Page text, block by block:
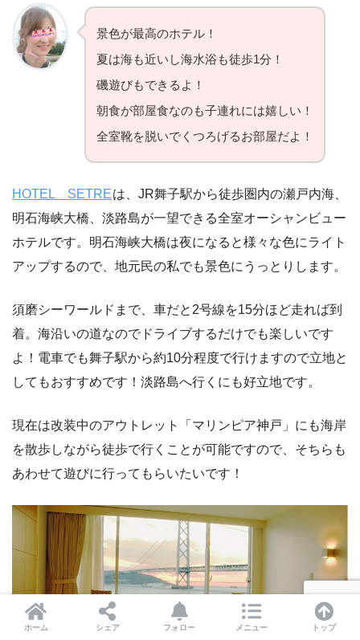
景色が最高のホテル！
夏は海も近いし海水浴も徒歩1分！
磯遊びもできるよ！
朝食が部屋食なのも子連れには嬉しい！
全室靴を脱いでくつろげるお部屋だよ！
HOTEL SETREは、JR舞子駅から徒歩圏内の瀬戸内海、
明石海峡大橋、淡路島が一望できる全室オーシャンビュー
ホテルです。明石海峡大橋は夜になると様々な色にライト
アップするので、地元民の私でも景色にうっとりします。
須磨シーワールドまで、車だと2号線を15分ほど走れば到
着。海沿いの道なのでドライブするだけでも楽しいです
よ！電車でも舞子駅から約10分程度で行けますので立地と
してもおすすめです！淡路島へ行くにも好立地です。
現在は改装中のアウトレット「マリンピア神戸」にも海岸
を散歩しながら徒歩で行くことが可能ですので、そちらも
あわせて遊びに行ってもらいたいです！
ホーム シェア フォロー メニュー トップ